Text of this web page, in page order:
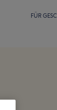
FÜR